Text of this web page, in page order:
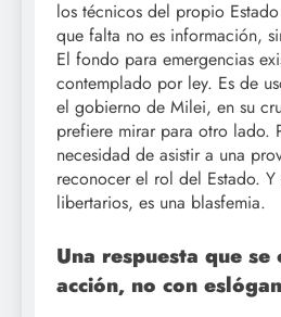
los técnicos del propio
que falta no es información,
El fondo para emergencias
contemplado por ley. Es de
el gobierno de Milei, en su
prefiere mirar para otro lado.
necesidad de asistir a una
reconocer el rol del Estado.
libertarios, es una blasfemia.
Una respuesta que se
acción, no con